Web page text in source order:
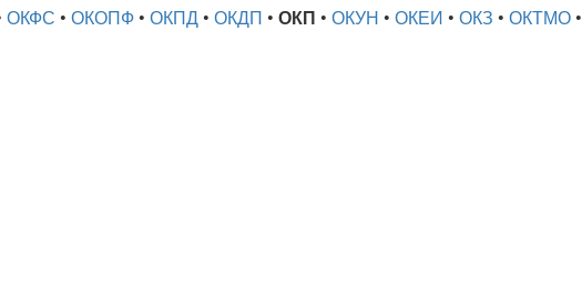
ОКФС • ОКОПФ• ОКПД• ОКДП • ОКП • ОКУН • ОКЕИ • ОКЗ • ОКТМО•